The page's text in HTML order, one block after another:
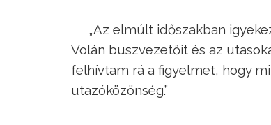
„Az elmúlt időszakban
Volán buszvezetőit és az
felhívtam rá a figyelmet, hogy
utazóközönség.”